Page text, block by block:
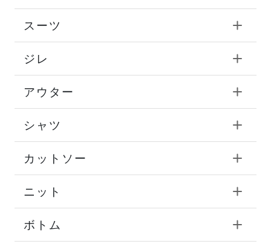
スーツ
ジレ
アウター
シャツ
カットソー
ニット
ボトム